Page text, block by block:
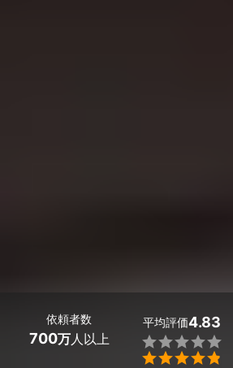
依頼者数
700万人以上
平均評価4.83

